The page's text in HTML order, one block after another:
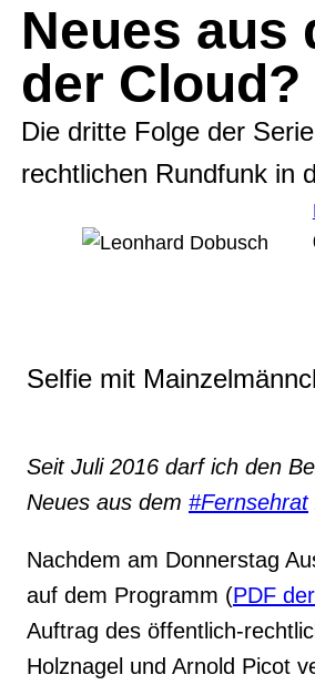
Neues aus
der Cloud?
Die dritte Folge der
rechtlichen Rundfunk in
Selfie mit
Seit Juli 2016 darf ich den
Neues aus dem #Fernsehrat
Nachdem am Donnerstag
auf dem Programm (PDF
Auftrag des öffentlich-
Holznagel und Arnold Picot